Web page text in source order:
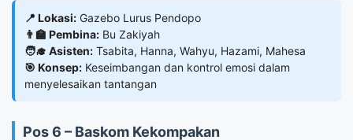
📍 Lokasi: Gazebo Lurus Pendopo
👨‍🏫 Pembina: Bu Zakiyah
🧑‍🎓 Asisten: Tsabita, Hanna, Wahyu, Hazami, Mahesa
🎯 Konsep: Keseimbangan dan kontrol emosi dalam
menyelesaikan tantangan
Pos 6 – Baskom Kekompakan